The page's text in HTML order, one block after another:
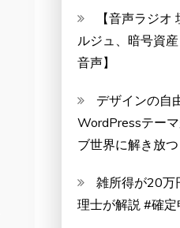
【音声ラジ
ルジュ、暗号資
音声】
デザインの自
WordPressテー
ブ世界に解き放
雑所得が20万
理士が解説 #確